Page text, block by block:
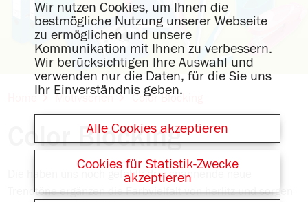
Color Blocking
Color Blocking
Die haben uns noch gefehlt: drei spannende neue
Trendtöne ergänzen die Farbvielfalt von herlitz und sorgen
Wir nutzen Cookies, um Ihnen die
bestmögliche Nutzung unserer Webseite
zu ermöglichen und unsere
Kommunikation mit Ihnen zu verbessern.
Wir berücksichtigen Ihre Auswahl und
verwenden nur die Daten, für die Sie uns
Ihr Einverständnis geben.
Alle Cookies akzeptieren
Cookies für Statistik-Zwecke
akzeptieren